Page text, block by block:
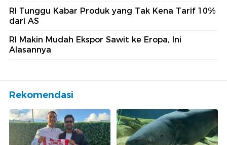
RI Tunggu Kabar Produk yang Tak Kena Tarif 10%
dari AS
RI Makin Mudah Ekspor Sawit ke Eropa, Ini
Alasannya
Rekomendasi